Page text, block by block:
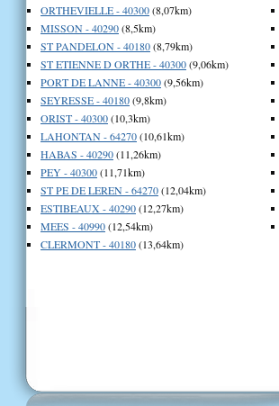
ORTHEVIELLE - 40300(8,07km)
MISSON - 40290(8,5km)
ST PANDELON - 40180(8,79km)
ST ETIENNE D ORTHE - 40300(9,06km)
PORT DE LANNE - 40300(9,56km)
SEYRESSE - 40180(9,8km)
ORIST - 40300(10,3km)
LAHONTAN - 64270(10,61km)
HABAS - 40290(11,26km)
PEY - 40300(11,71km)
ST PE DE LEREN - 64270(12,04km)
ESTIBEAUX - 40290(12,27km)
MEES - 40990(12,54km)
CLERMONT - 40180(13,64km)